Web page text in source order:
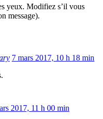
yeux. Modifiez s’il vous
message).
7 mars 2017, 10 h 18 min
2017, 11 h 00 min